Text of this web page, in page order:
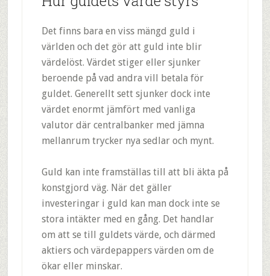
Det finns bara en viss mängd guld i
världen och det gör att guld inte blir
värdelöst. Värdet stiger eller sjunker
beroende på vad andra vill betala för
guldet. Generellt sett sjunker dock inte
värdet enormt jämfört med vanliga
valutor där centralbanker med jämna
mellanrum trycker nya sedlar och mynt.
Guld kan inte framställas till att bli äkta på
konstgjord väg. När det gäller
investeringar i guld kan man dock inte se
stora intäkter med en gång. Det handlar
om att se till guldets värde, och därmed
aktiers och värdepappers värden om de
ökar eller minskar.